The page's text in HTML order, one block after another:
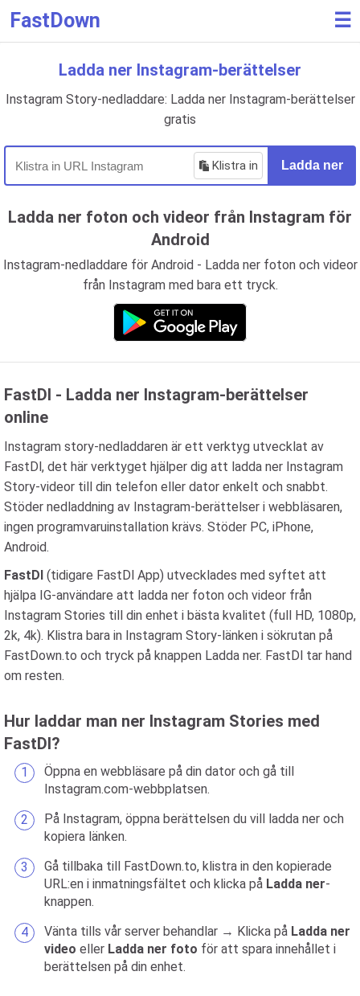
FastDown ☰
Ladda ner Instagram-berättelser
Instagram Story-nedladdare: Ladda ner Instagram-berättelser
gratis
Klistra in Ladda ner
Ladda ner foton och videor från Instagram för
Android
Instagram-nedladdare för Android - Ladda ner foton och videor
från Instagram med bara ett tryck.
FastDl - Ladda ner Instagram-berättelser
online
Instagram story-nedladdaren är ett verktyg utvecklat av
FastDl, det här verktyget hjälper dig att ladda ner Instagram
Story-videor till din telefon eller dator enkelt och snabbt.
Stöder nedladdning av Instagram-berättelser i webbläsaren,
ingen programvaruinstallation krävs. Stöder PC, iPhone,
Android.
FastDl (tidigare FastDl App) utvecklades med syftet att
hjälpa IG-användare att ladda ner foton och videor från
Instagram Stories till din enhet i bästa kvalitet (full HD, 1080p,
2k, 4k). Klistra bara in Instagram Story-länken i sökrutan på
FastDown.to och tryck på knappen Ladda ner. FastDl tar hand
om resten.
Hur laddar man ner Instagram Stories med
FastDl?
Öppna en webbläsare på din dator och gå till
Instagram.com-webbplatsen.
På Instagram, öppna berättelsen du vill ladda ner och
kopiera länken.
Gå tillbaka till FastDown.to, klistra in den kopierade
URL:en i inmatningsfältet och klicka på Ladda ner-
knappen.
Vänta tills vår server behandlar → Klicka på Ladda ner
video eller Ladda ner foto för att spara innehållet i
berättelsen på din enhet.